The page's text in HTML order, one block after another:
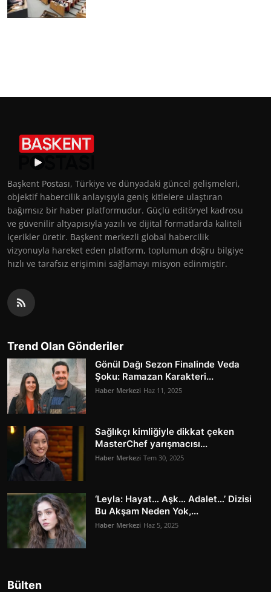
Başkent Postası, Türkiye ve dünyadaki güncel gelişmeleri,
objektif habercilik anlayışıyla geniş kitlelere ulaştıran
bağımsız bir haber platformudur. Güçlü editöryel kadrosu
ve güvenilir altyapısıyla yazılı ve dijital formatlarda kaliteli
içerikler üretir. Başkent merkezli global habercilik
vizyonuyla hareket eden platform, toplumun doğru bilgiye
hızlı ve tarafsız erişimini sağlamayı misyon edinmiştir.
Trend Olan Gönderiler
Gönül Dağı Sezon Finalinde Veda
Şoku: Ramazan Karakteri...
Haber Merkezi Haz 11, 2025
Sağlıkçı kimliğiyle dikkat çeken
MasterChef yarışmacısı...
Haber Merkezi Tem 30, 2025
‘Leyla: Hayat… Aşk… Adalet…’ Dizisi
Bu Akşam Neden Yok,...
Haber Merkezi Haz 5, 2025
Bülten